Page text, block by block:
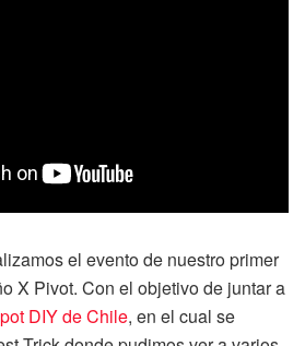
el evento de nuestro primer
X Pivot. Con el objetivo de juntar a
DIY de Chile, en el cual se